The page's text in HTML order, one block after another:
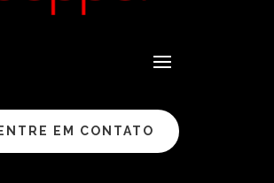
ENTRE EM CONTATO